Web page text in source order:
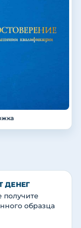
ДЕНЕГ
получите
образца